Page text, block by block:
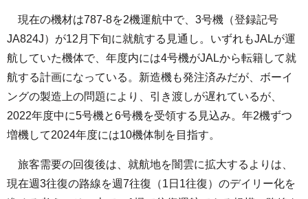
現在の機材は787-8を2機運航中で、3号機（登録記号
JA824J）が12月下旬に就航する見通し。いずれもJALが運
航していた機体で、年度内には4号機がJALから転籍して就
航する計画になっている。新造機も発注済みだが、ボーイ
ングの製造上の問題により、引き渡しが遅れているが、
2022年度中に5号機と6号機を受領する見込み。年2機ずつ
増機して2024年度には10機体制を目指す。
旅客需要の回復後は、就航地を闇雲に拡大するよりは、
現在週3往復の路線を週7往復（1日1往復）のデイリー化を